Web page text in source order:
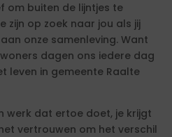
om buiten de lijntjes te
zijn op zoek naar jou als jij
onze samenleving. Want
dagen ons iedere dag
leven in gemeente Raalte
werk dat ertoe doet, je krijgt
vertrouwen om het verschil